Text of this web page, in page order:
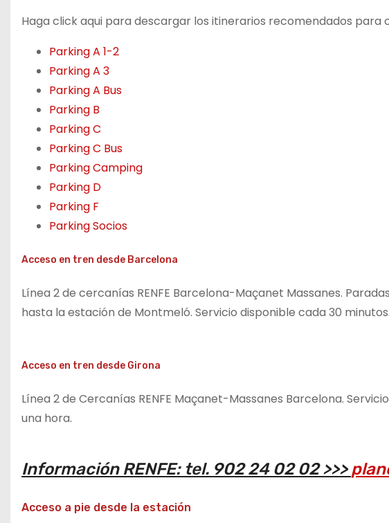
Haga click aqui para descargar los itinerarios recomendados para
Parking A 1-2
Parking A 3
Parking A Bus
Parking B
Parking C
Parking C Bus
Parking Camping
Parking D
Parking F
Parking Socios
Acceso en tren desde Barcelona
Línea 2 de cercanías RENFE Barcelona-Maçanet Massanes.
hasta la estación de Montmeló. Servicio disponible cada 30
Acceso en tren desde Girona
Línea 2 de Cercanías RENFE Maçanet-Massanes Barcelona.
una hora.
Información RENFE: tel. 902 24 02 02 >>>
Acceso a pie desde la estación